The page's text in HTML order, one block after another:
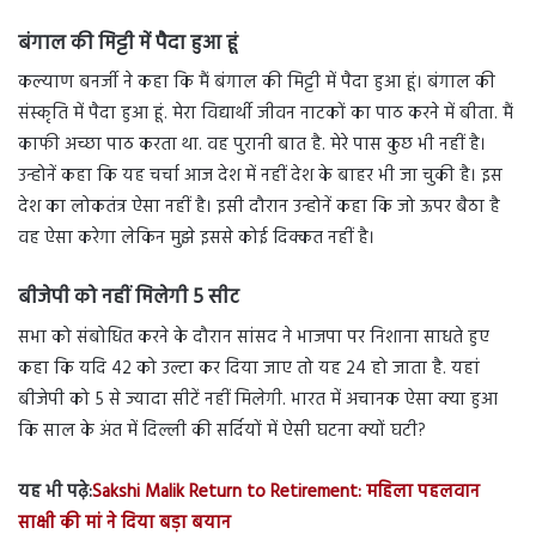
बंगाल की मिट्टी में पैदा हुआ हूं
कल्याण बनर्जी ने कहा कि मैं बंगाल की मिट्टी में पैदा हुआ हूं। बंगाल की
संस्कृति में पैदा हुआ हूं. मेरा विद्यार्थी जीवन नाटकों का पाठ करने में बीता. मैं
काफी अच्छा पाठ करता था. वह पुरानी बात है. मेरे पास कुछ भी नहीं है।
उन्होनें कहा कि यह चर्चा आज देश में नहीं देश के बाहर भी जा चुकी है। इस
देश का लोकतंत्र ऐसा नहीं है। इसी दौरान उन्होनें कहा कि जो ऊपर बैठा है
वह ऐसा करेगा लेकिन मुझे इससे कोई दिक्कत नहीं है।
बीजेपी को नहीं मिलेगी 5 सीट
सभा को संबोधित करने के दौरान सांसद ने भाजपा पर निशाना साधते हुए
कहा कि यदि 42 को उल्टा कर दिया जाए तो यह 24 हो जाता है. यहां
बीजेपी को 5 से ज्यादा सीटें नहीं मिलेगी. भारत में अचानक ऐसा क्या हुआ
कि साल के अंत में दिल्ली की सर्दियों में ऐसी घटना क्यों घटी?
यह भी पढ़े:Sakshi Malik Return to Retirement: महिला पहलवान
साक्षी की मां ने दिया बड़ा बयान